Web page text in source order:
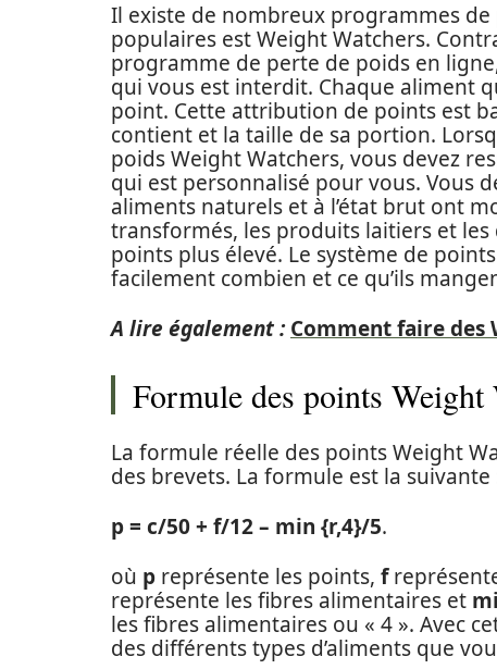
Il existe de nombreux programmes
populaires est Weight Watchers.
programme de perte de poids en
qui vous est interdit. Chaque aliment
point. Cette attribution de points est
contient et la taille de sa portion.
poids Weight Watchers, vous devez
qui est personnalisé pour vous. Vous
aliments naturels et à l’état brut ont
transformés, les produits laitiers et
points plus élevé. Le système de
facilement combien et ce qu’ils
A lire également : Comment faire
Formule des points Weight
La formule réelle des points Weight
des brevets. La formule est la suivante
p = c/50 + f/12 – min {r,4}/5.
où p représente les points, f
représente les fibres alimentaires et
les fibres alimentaires ou « 4 ». Avec
des différents types d’aliments que